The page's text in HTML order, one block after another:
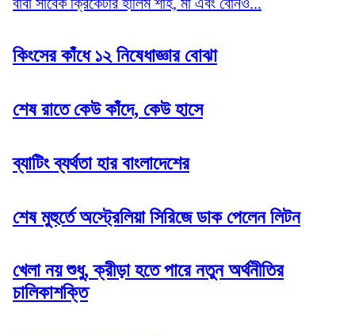
কিংসের কাঁধে ১২ নিষেধাজ্ঞার বোঝা
শেষ রাতে কেউ কাঁদে, কেউ হাসে
ব্যাটিং ব্যর্থতা হার বাংলাদেশের
শেষ মুহুর্তে অস্ট্রেলিয়া সিরিজে ডাক পেলেন লিটন
খেলা নয় শুধু, ক্রীড়া হতে পারে নতুন অর্থনীতির
চালিকাশক্তি